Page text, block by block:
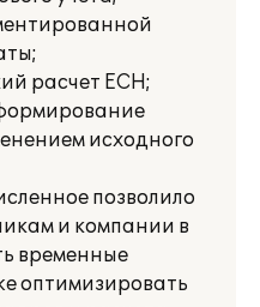
расчет ЕСН;
исходного
позволило
и компании в
временные
оптимизировать